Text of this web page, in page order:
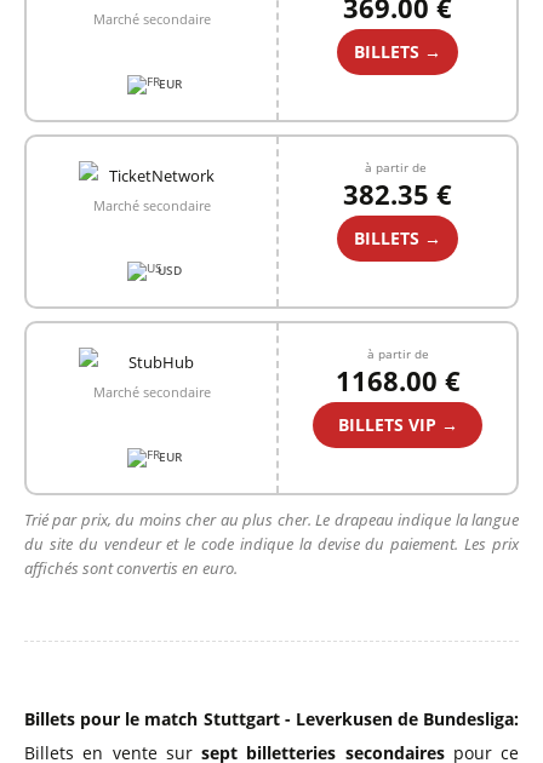
Marché secondaire
EUR
369.00 €
BILLETS →
Marché secondaire
USD
à partir de
382.35 €
BILLETS →
Marché secondaire
EUR
à partir de
1168.00 €
BILLETS VIP →
Trié par prix, du moins cher au plus cher. Le drapeau indique la langue
du site du vendeur et le code indique la devise du paiement. Les prix
affichés sont convertis en euro.
Billets pour le match Stuttgart - Leverkusen de Bundesliga:
Billets en vente sur sept billetteries secondairespour ce